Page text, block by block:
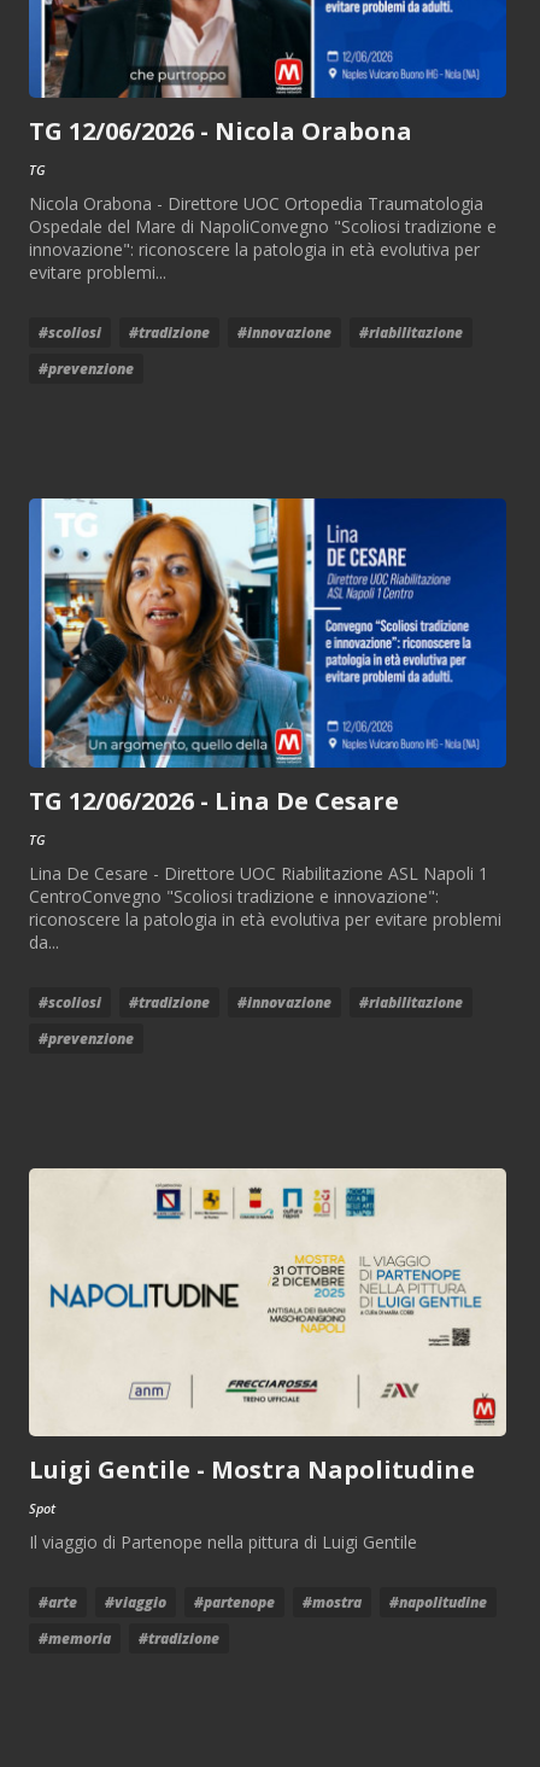
TG 12/06/2026 - Nicola Orabona
TG
Nicola Orabona - Direttore UOC Ortopedia Traumatologia
Ospedale del Mare di NapoliConvegno "Scoliosi tradizione e
innovazione": riconoscere la patologia in età evolutiva per
evitare problemi...
#scoliosi #tradizione #innovazione
#riabilitazione
#prevenzione
TG 12/06/2026 - Lina De Cesare
TG
Lina De Cesare - Direttore UOC Riabilitazione ASL Napoli 1
CentroConvegno "Scoliosi tradizione e innovazione":
riconoscere la patologia in età evolutiva per evitare problemi
da...
#scoliosi #tradizione #innovazione
#riabilitazione
#prevenzione
Luigi Gentile - Mostra Napolitudine
Spot
Il viaggio di Partenope nella pittura di Luigi Gentile
#arte #viaggio #partenope #mostra
#napolitudine
#memoria
#tradizione